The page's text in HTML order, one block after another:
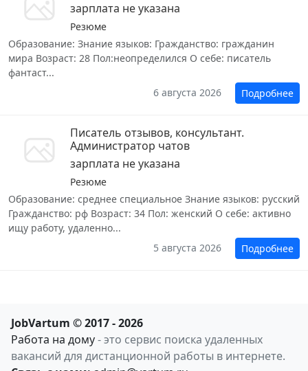
зарплата не указана
Резюме
Образование: Знание языков: Гражданство: гражданин
мира Возраст: 28 Пол:неопределился О себе: писатель
фантаст...
6 августа 2026
Подробнее
Писатель отзывов, консультант.
Администратор чатов
зарплата не указана
Резюме
Образование: среднее специальное Знание языков: русский
Гражданство: рф Возраст: 34 Пол: женский О себе: активно
ищу работу, удаленно...
5 августа 2026
Подробнее
JobVartum © 2017 - 2026
Работа на дому- это сервис поиска удаленных
вакансий для дистанционной работы в интернете.